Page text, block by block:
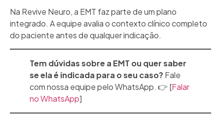
Na Revive Neuro, a EMT faz parte de um plano
integrado. A equipe avalia o contexto clínico completo
do paciente antes de qualquer indicação.
Tem dúvidas sobre a EMT ou quer saber
se ela é indicada para o seu caso? Fale
com nossa equipe pelo WhatsApp. 👉 [Falar
no WhatsApp]